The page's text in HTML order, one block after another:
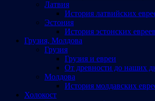
Латвия
История латвийских
Эстония
История эстонских евреев
Грузия, Молдова
Грузия
Грузия и евреи
От древности до наших
Молдова
История молдавских
Холокост